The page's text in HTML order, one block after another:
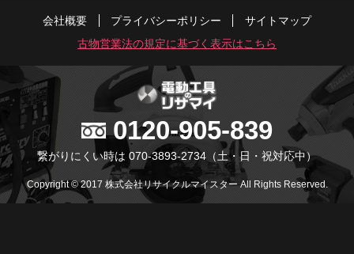
会社概要 プライバシーポリシー
サイトマップ
古物営業法の規定に基づく表示はこちら
0120-905-839
繋がりにくい時は 070-3893-2734 （土・日・祝対応中）
Copyright © 2017 株式会社リサイクルマイスター All Rights Reserved.